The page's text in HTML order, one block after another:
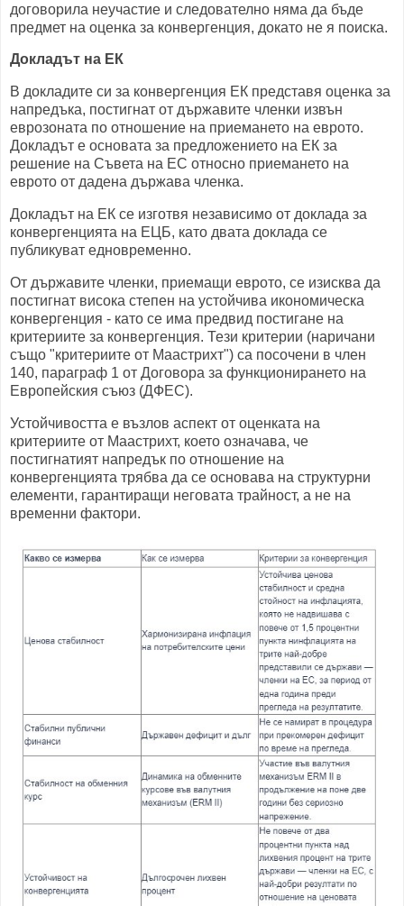
договорила неучастие и следователно няма да бъде
предмет на оценка за конвергенция, докато не я поиска.
Докладът на ЕК
В докладите си за конвергенция ЕК представя оценка за
напредъка, постигнат от държавите членки извън
еврозоната по отношение на приемането на еврото.
Докладът е основата за предложението на ЕК за
решение на Съвета на ЕС относно приемането на
еврото от дадена държава членка.
Докладът на ЕК се изготвя независимо от доклада за
конвергенцията на ЕЦБ, като двата доклада се
публикуват едновременно.
От държавите членки, приемащи еврото, се изисква да
постигнат висока степен на устойчива икономическа
конвергенция - като се има предвид постигане на
критериите за конвергенция. Тези критерии (наричани
също "критериите от Маастрихт") са посочени в член
140, параграф 1 от Договора за функционирането на
Европейския съюз (ДФЕС).
Устойчивостта е възлов аспект от оценката на
критериите от Маастрихт, което означава, че
постигнатият напредък по отношение на
конвергенцията трябва да се основава на структурни
елементи, гарантиращи неговата трайност, а не на
временни фактори.